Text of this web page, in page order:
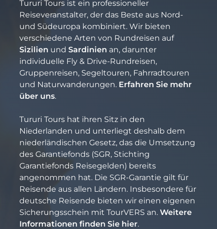
Tururi Tours ist ein professioneller
Reiseveranstalter, der das Beste aus Nord-
und Südeuropa kombiniert. Wir bieten
verschiedene Arten von Rundreisen auf
Sizilien und Sardinien an, darunter
individuelle Fly & Drive-Rundreisen,
Gruppenreisen, Segeltouren, Fahrradtouren
und Naturwanderungen. Erfahren Sie mehr
über uns.
Tururi Tours hat ihren Sitz in den
Niederlanden und unterliegt deshalb dem
niederländischen Gesetz, das die Umsetzung
des Garantiefonds (SGR, Stichting
Garantiefonds Reisegelden) bereits
angenommen hat. Die SGR-Garantie gilt für
Reisende aus allen Ländern. Insbesondere für
deutsche Reisende bieten wir einen eigenen
Sicherungsschein mit TourVERS an. Weitere
Informationen finden Sie hier.